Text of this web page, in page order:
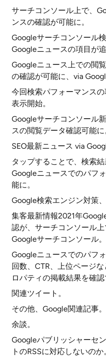
サーチコンソール上で、
ンスの確認が可能に。
Googleサーチコンソール
Googleニュースの項目が追
Googleニュース上での閲
の確認が可能に、via
今回検索パフォーマンス
表示開始。
Googleサーチコンソール
スの閲覧データ確認可能に
SEO最新ニュース via
タップすることで、検索
Googleニュースでのパフ
能に。
Google検索エンジン対策、
集客最新情報2021年
認が、サーチコンソール
Googleサーチコンソール。
Googleニュースでのパフ
回数、CTR、上位ページ
ロパティの掲載結果を確認
関連ツイート。
その他、Google関連記事。
余談。
Googleパブリッシャーセ
トのRSSに対応しないのか